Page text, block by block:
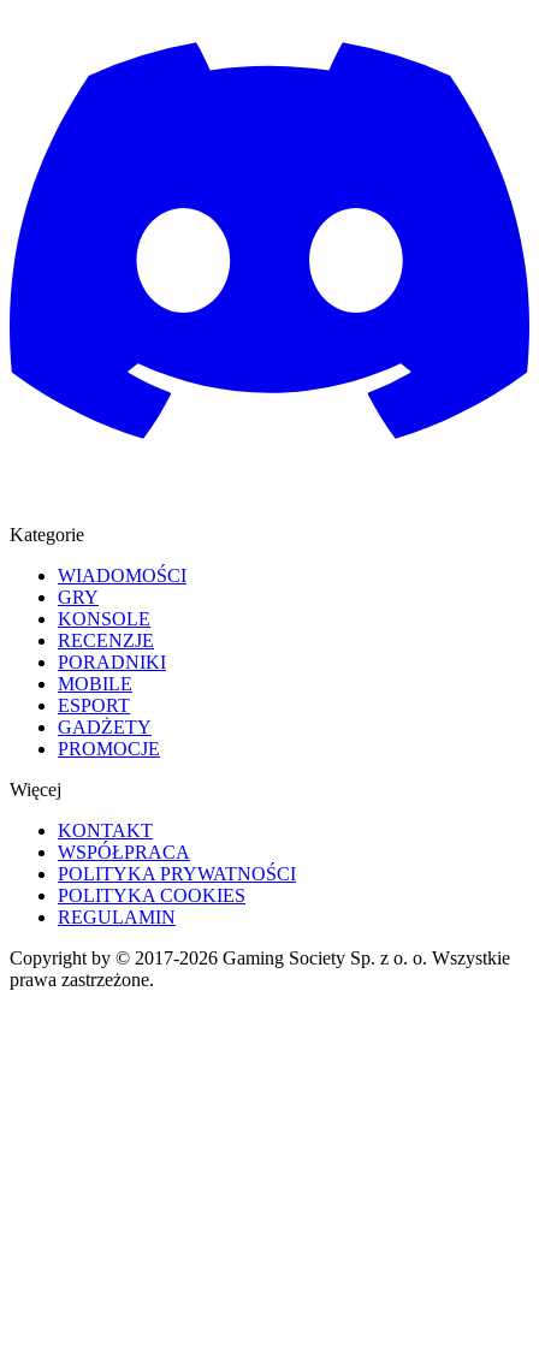
Kategorie
WIADOMOŚCI
GRY
KONSOLE
RECENZJE
PORADNIKI
MOBILE
ESPORT
GADŻETY
PROMOCJE
Więcej
KONTAKT
WSPÓŁPRACA
POLITYKA PRYWATNOŚCI
POLITYKA COOKIES
REGULAMIN
Copyright by © 2017-2026 Gaming Society Sp. z o. o. Wszystkie
prawa zastrzeżone.